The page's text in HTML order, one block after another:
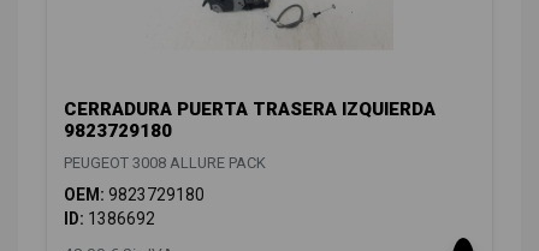
CERRADURA PUERTA TRASERA IZQUIERDA
9823729180
PEUGEOT 3008 ALLURE PACK
OEM: 9823729180
ID: 1386692